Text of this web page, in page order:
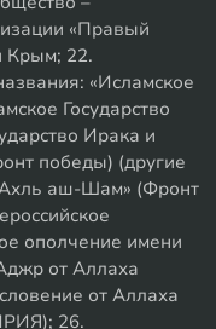
«Правый
Крым; 22.
«Исламское
Государство
Ирака и
победы) (другие
аш-Шам» (Фронт
ополчение имени
от Аллаха
от Аллаха
26.